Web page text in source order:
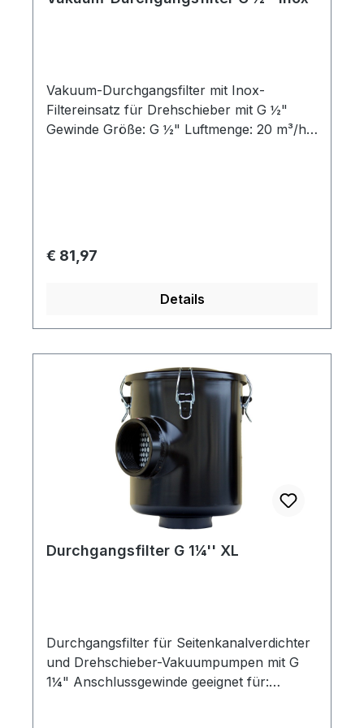
Vakuum-Durchgangsfilter mit Inox-
Filtereinsatz für Drehschieber mit G ½"
Gewinde Größe: G ½" Luftmenge: 20 m³/h
Regulärer Preis:
€ 81,97
Details
Durchgangsfilter G 1¼'' XL
Durchgangsfilter für Seitenkanalverdichter
und Drehschieber-Vakuumpumpen mit G
1¼" Anschlussgewinde geeignet für: